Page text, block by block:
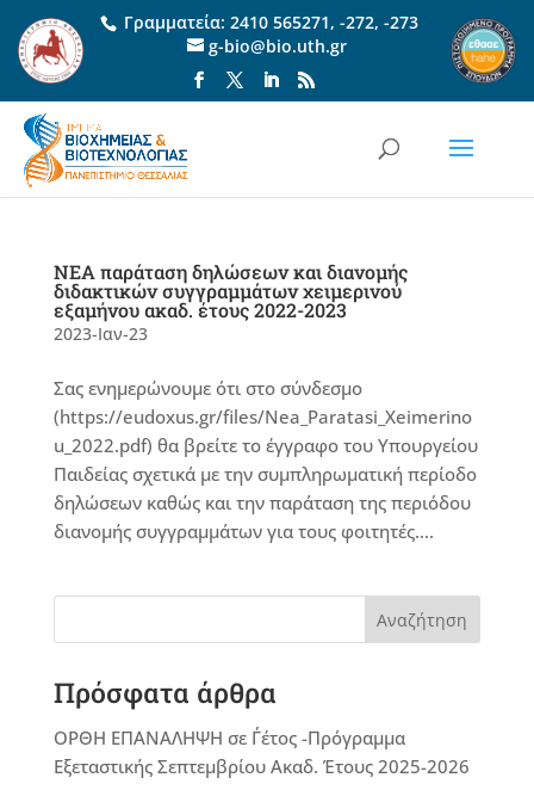
Γραμματεία: 2410 565271, -272, -273
g-bio@bio.uth.gr
NEA παράταση δηλώσεων και διανομής
διδακτικών συγγραμμάτων χειμερινού
εξαμήνου ακαδ. έτους 2022-2023
2023-Ιαν-23
Σας ενημερώνουμε ότι στο σύνδεσμο
(https://eudoxus.gr/files/Nea_Paratasi_Xeimerino
u_2022.pdf) θα βρείτε το έγγραφο του Υπουργείου
Παιδείας σχετικά με την συμπληρωματική περίοδο
δηλώσεων καθώς και την παράταση της περιόδου
διανομής συγγραμμάτων για τους φοιτητές....
Αναζήτηση
Πρόσφατα άρθρα
ΟΡΘΗ ΕΠΑΝΑΛΗΨΗ σε Γ΄έτος -Πρόγραμμα
Εξεταστικής Σεπτεμβρίου Ακαδ. Έτους 2025-2026